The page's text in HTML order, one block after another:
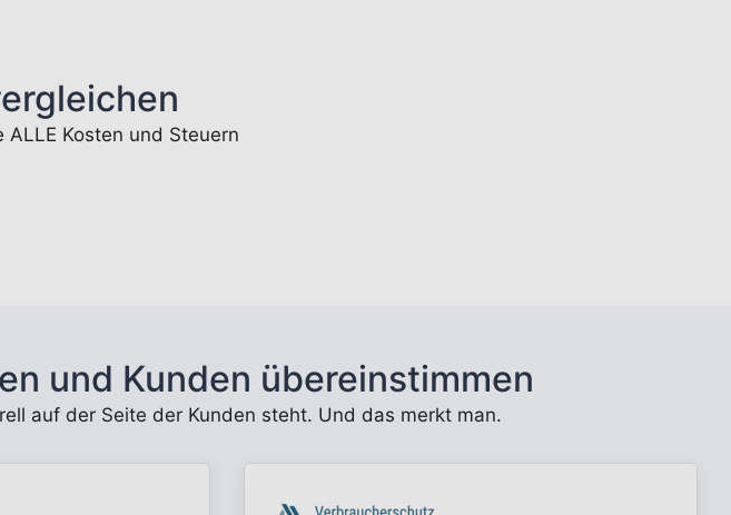
Kosten und Steuern
und Kunden übereinstimmen
auf der Seite der Kunden steht. Und das merkt man.